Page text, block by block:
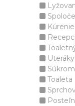
Kúrenie
Uteráky
Toaleta